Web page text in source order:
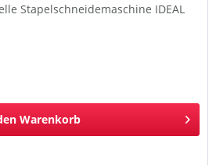
Stapelschneidemaschine IDEAL
Warenkorb